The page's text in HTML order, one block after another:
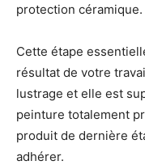
protection céramique.
Cette étape
résultat de votre
lustrage et elle est
peinture totalement
produit de dernière
adhérer.